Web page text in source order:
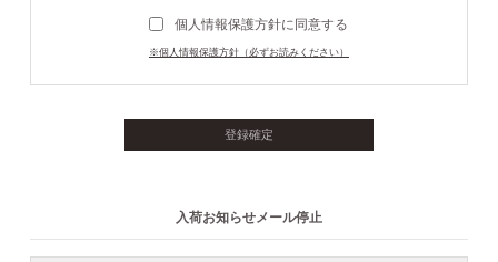
個人情報保護方針に同意する
※個人情報保護方針（必ずお読みください）
入荷お知らせメール停止